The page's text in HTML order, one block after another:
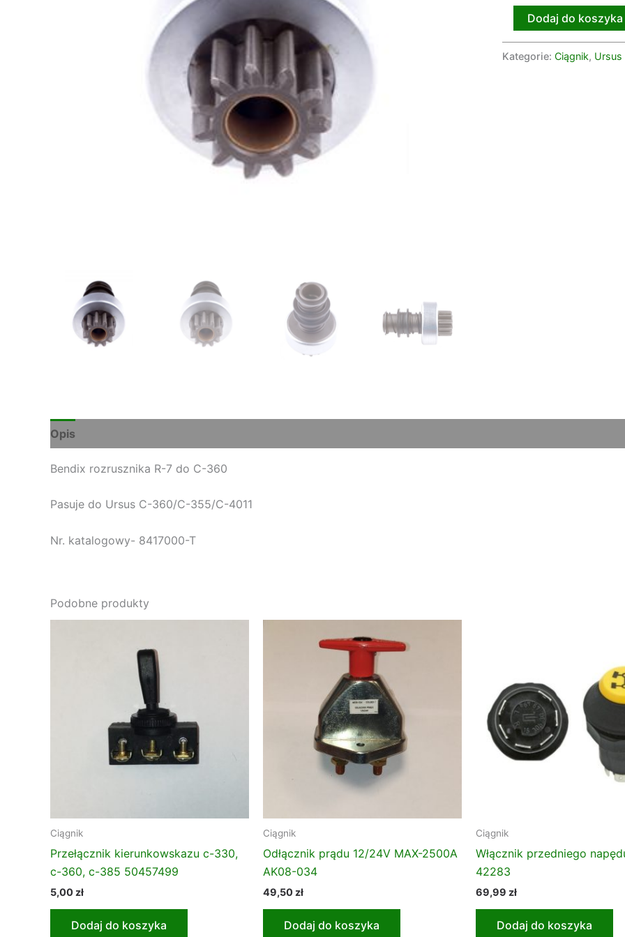
4011
CB24-
Dodaj do koszyka
Kategorie: Ciągnik,
Opis
Bendix rozrusznika R-7 do C-360
Pasuje do Ursus C-360/C-355/C-4011
Nr. katalogowy- 8417000-T
Podobne produkty
Ciągnik
Przełącznik kierunkowskazu c-330,
c-360, c-385 50457499
5,00 zł
Dodaj do koszyka
Ciągnik
Odłącznik prądu 12/24V MAX-2500A
AK08-034
49,50 zł
Dodaj do koszyka
Ciągnik
Włącznik przedniego
42283
69,99 zł
Dodaj do koszyka